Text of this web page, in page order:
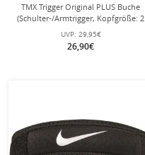
TMX Trigger Original PLUS Buche
(Schulter-/Armtrigger, Kopfgröße: 2
cm) – optimal für den oberen
Körperbereich
UVP: 29,95€
26,90€